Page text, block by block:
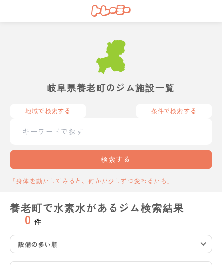
岐阜県養老町のジム施設一覧
地域で検索する 条件で検索する
検索する
「身体を動かしてみると、何かが少しずつ変わるかも」
養老町で水素水があるジム検索結果
0 件
設備の多い順